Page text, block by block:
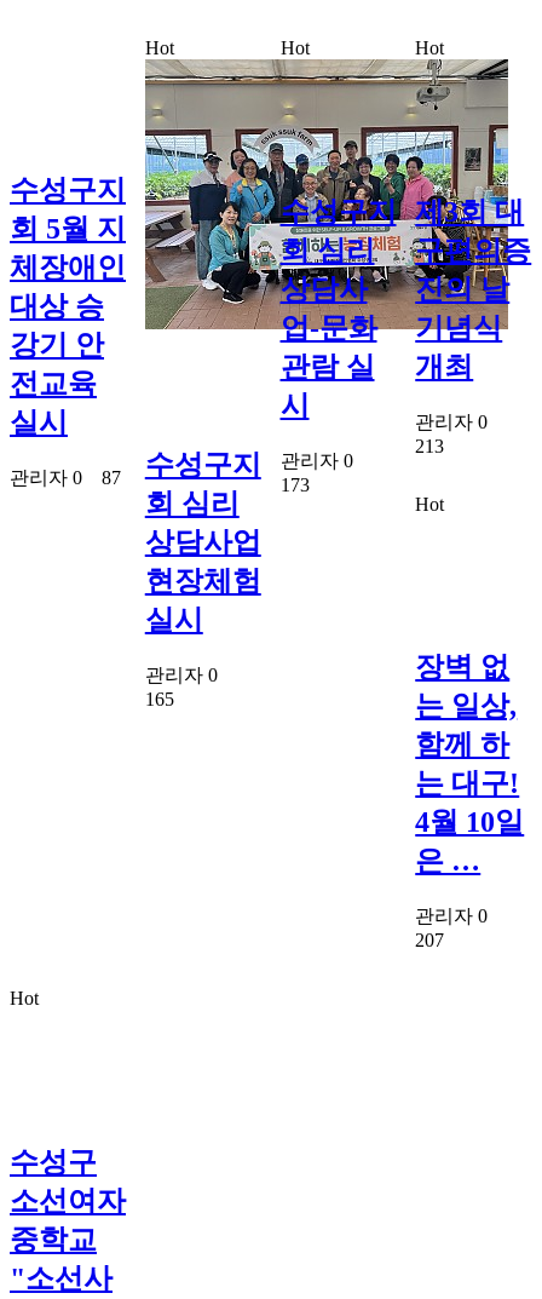
수성구지
회 5월 지
체장애인
대상 승
강기 안
전교육
실시
관리자 0 87
Hot
수성구지
회 심리
상담사업
현장체험
실시
관리자 0
165
Hot
수성구지
회 심리
상담사
업-문화
관람 실
시
관리자 0
173
Hot
제3회 대
구편의증
진의 날
기념식
개최
관리자 0
213
Hot
장벽 없
는 일상,
함께 하
는 대구!
4월 10일
은 …
관리자 0
207
Hot
수성구
소선여자
중학교
"소선사